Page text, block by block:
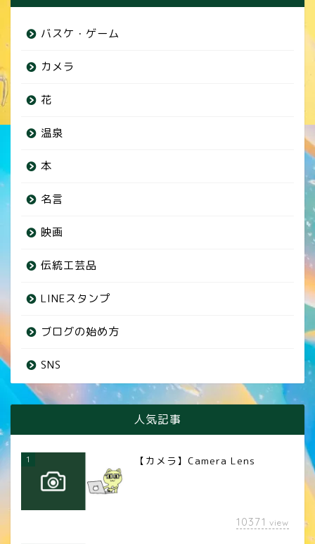
バスケ・ゲーム
カメラ
花
温泉
本
名言
映画
伝統工芸品
LINEスタンプ
ブログの始め方
SNS
人気記事
1 【カメラ】Camera Lens
10371 view